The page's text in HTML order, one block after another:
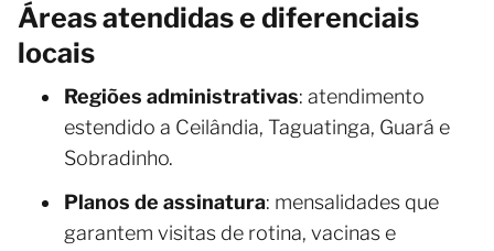
Áreas atendidas e diferenciais
locais
Regiões administrativas: atendimento
estendido a Ceilândia, Taguatinga, Guará e
Sobradinho.
Planos de assinatura: mensalidades que
garantem visitas de rotina, vacinas e